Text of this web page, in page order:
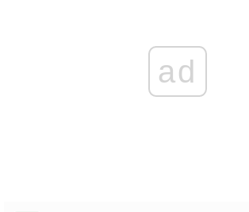
ad